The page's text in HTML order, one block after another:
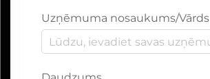
Uzņēmuma nosaukums/Vārds